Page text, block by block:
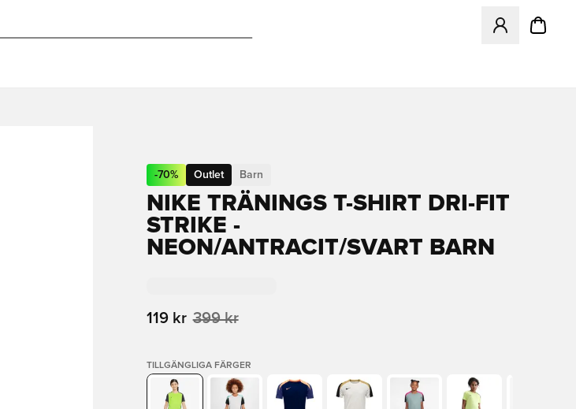
Öppnar en
-70% Outlet Barn
NIKE TRÄNINGS T-SHIRT DRI-FIT
STRIKE -
NEON/ANTRACIT/SVART BARN
119 kr 399 kr
TILLGÄNGLIGA FÄRGER